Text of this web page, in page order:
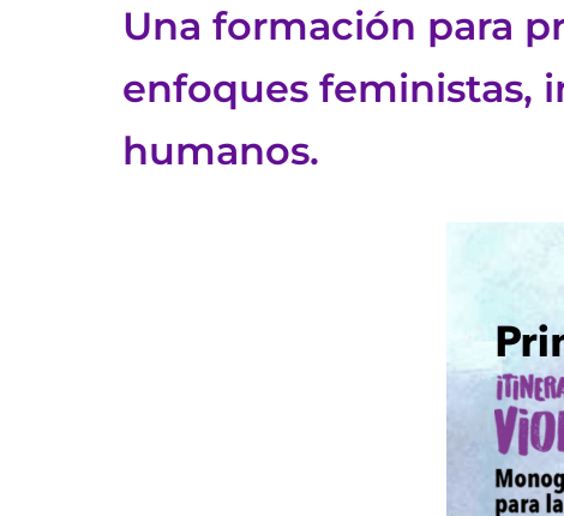
Una formación para
enfoques feministas,
humanos.